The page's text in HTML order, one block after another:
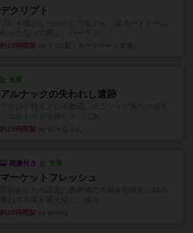
デクリプト
約13時間前
充実
アルナックの失われし遺跡
約15時間前
画像付き 充実
マーケットフレッシュ
約20時間前